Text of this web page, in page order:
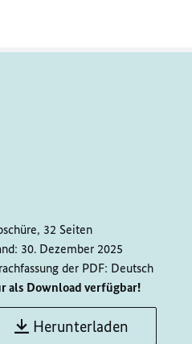
32 Seiten
30. Dezember 2025
der PDF: Deutsch
als Download verfügbar!
Herunterladen